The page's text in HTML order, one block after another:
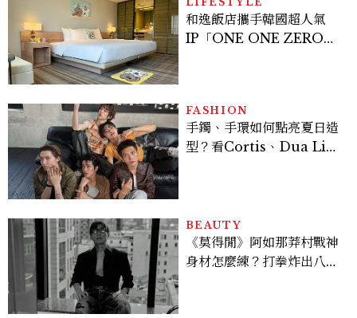
和逸飯店攜手韓國超人氣
IP「ONE ONE ZERO
FASHION
手鐲、手環如何點亮夏日造
型？看Cortis、Dua Lip
BEAUTY
《莫得閒》阿如那莽村戰神
身材怎麼練？打拳炸出八塊